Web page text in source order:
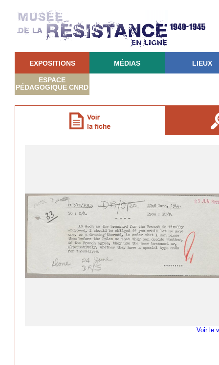
EXPOSITIONS MÉDIAS LIEUX
ESPACE
PÉDAGOGIQUE CNRD
Voir le